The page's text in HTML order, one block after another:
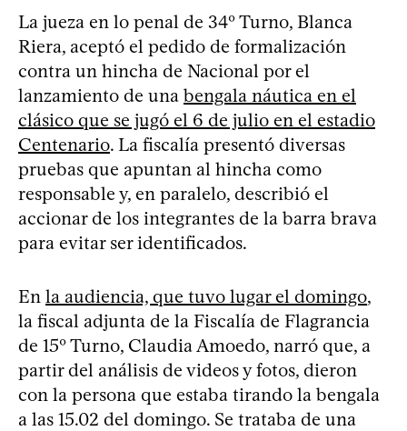
La jueza en lo penal de 34º Turno, Blanca
Riera, aceptó el pedido de formalización
contra un hincha de Nacional por el
lanzamiento de una bengala náutica en el
clásico que se jugó el 6 de julio en el estadio
Centenario. La fiscalía presentó diversas
pruebas que apuntan al hincha como
responsable y, en paralelo, describió el
accionar de los integrantes de la barra brava
para evitar ser identificados.
En la audiencia, que tuvo lugar el domingo,
la fiscal adjunta de la Fiscalía de Flagrancia
de 15º Turno, Claudia Amoedo, narró que, a
partir del análisis de videos y fotos, dieron
con la persona que estaba tirando la bengala
a las 15.02 del domingo. Se trataba de una